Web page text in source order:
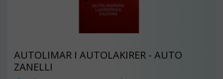
AUTOLIMAR I AUTOLAKIRER - AUTO
ZANELLI